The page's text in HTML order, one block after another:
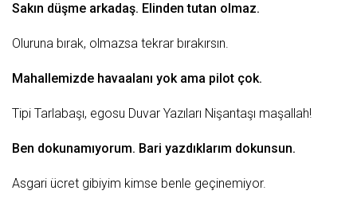
Sakın düşme arkadaş. Elinden tutan olmaz.
Oluruna bırak, olmazsa tekrar bırakırsın.
Mahallemizde havaalanı yok ama pilot çok.
Tipi Tarlabaşı, egosu Duvar Yazıları Nişantaşı maşallah!
Ben dokunamıyorum. Bari yazdıklarım dokunsun.
Asgari ücret gibiyim kimse benle geçinemiyor.